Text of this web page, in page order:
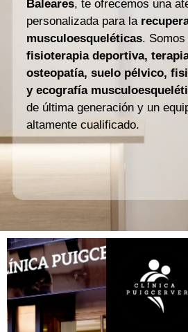
Baleares, te ofrecemos una
personalizada para la
musculoesqueléticas.
fisioterapia deportiva,
osteopatía, suelo pélvico,
y ecografía
de última generación y un
altamente cualificado.